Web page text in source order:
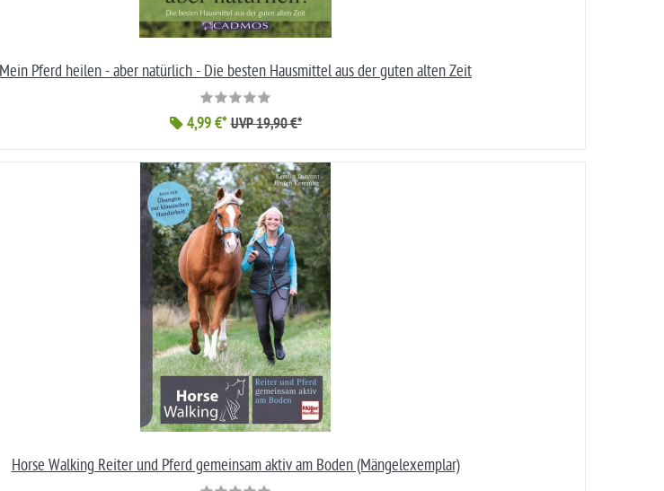
Mein Pferd heilen - aber natürlich - Die besten Hausmittel aus der guten alten Zeit
4,99 €* UVP 19,90 €*
Horse Walking Reiter und Pferd gemeinsam aktiv am Boden (Mängelexemplar)